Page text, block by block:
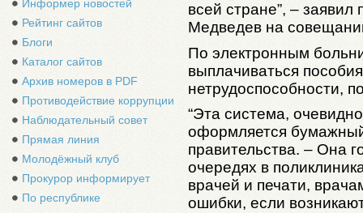
Информер новостей
Рейтинг сайтов
Блоги
Каталог сайтов
Архив номеров в PDF
Противодействие коррупции
Наблюдательный совет
Прямая линия
Молодёжный клуб
Прокурор информирует
По республике
всей стране”, –
Медведев на
По электронным
выплачиваться
нетрудоспособности,
“Эта система,
оформляется
правительства. – Она
очередях в
врачей и печати,
ошибки, если